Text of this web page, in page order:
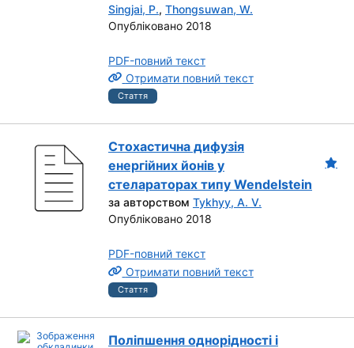
Singjai, P., Thongsuwan, W.
Опубліковано 2018
PDF-повний текст
Отримати повний текст
Стаття
Стохастична дифузія
енергійних йонів у
стелараторах типу Wendelstein
за авторством Tykhyy, A. V.
Опубліковано 2018
PDF-повний текст
Отримати повний текст
Стаття
Поліпшення однорідності і